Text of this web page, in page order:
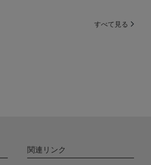
すべて見る
関連リンク